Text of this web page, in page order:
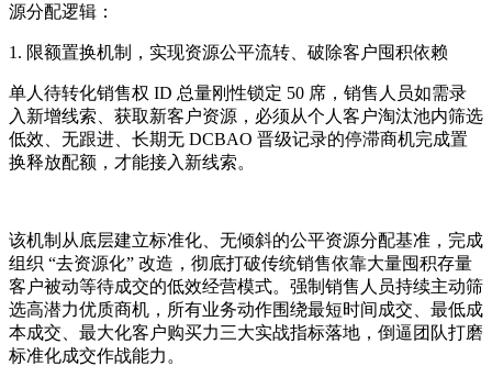
源分配逻辑：
1. 限额置换机制，实现资源公平流转、破除客户囤积依赖
单人待转化销售权 ID 总量刚性锁定 50 席，销售人员如需录
入新增线索、获取新客户资源，必须从个人客户淘汰池内筛选
低效、无跟进、长期无 DCBAO 晋级记录的停滞商机完成置
换释放配额，才能接入新线索。
该机制从底层建立标准化、无倾斜的公平资源分配基准，完成
组织 “去资源化” 改造，彻底打破传统销售依靠大量囤积存量
客户被动等待成交的低效经营模式。强制销售人员持续主动筛
选高潜力优质商机，所有业务动作围绕最短时间成交、最低成
本成交、最大化客户购买力三大实战指标落地，倒逼团队打磨
标准化成交作战能力。